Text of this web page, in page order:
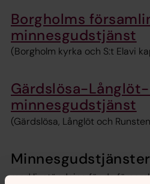
Borgholms
minnesgudstjänst
(Borgholm kyrka och S:t Elavi
Gärdslösa-
minnesgudstjänst
(Gärdslösa, Långlöt och
med ljuständning för de